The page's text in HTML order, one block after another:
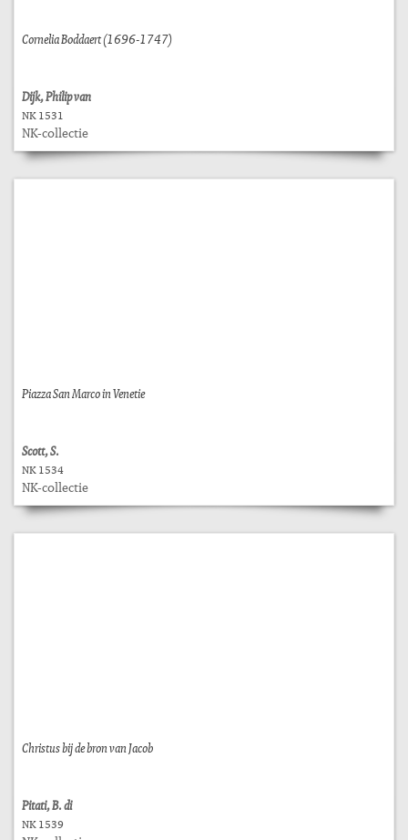
Cornelia Boddaert (1696-1747)
Dijk, Philip van
NK 1531
NK-collectie
Piazza San Marco in Venetie
Scott, S.
NK 1534
NK-collectie
Christus bij de bron van Jacob
Pitati, B. di
NK 1539